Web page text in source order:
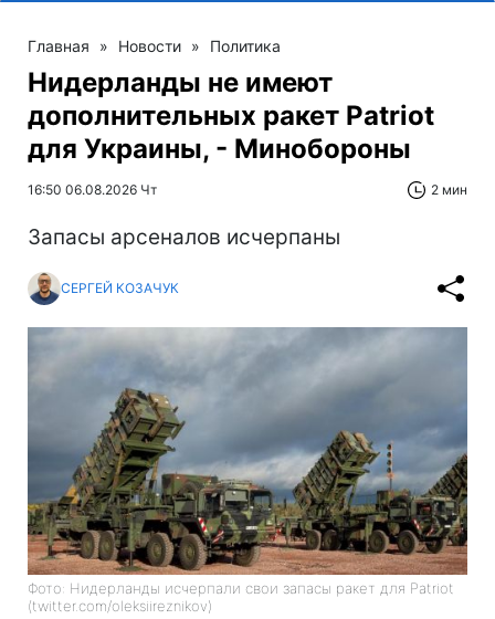
Главная » Новости » Политика
Нидерланды не имеют
дополнительных ракет Patriot
для Украины, - Минобороны
16:50 06.08.2026 Чт 2 мин
Запасы арсеналов исчерпаны
СЕРГЕЙ КОЗАЧУК
Фото: Нидерланды исчерпали свои запасы ракет для Patriot
(twitter.com/oleksiireznikov)